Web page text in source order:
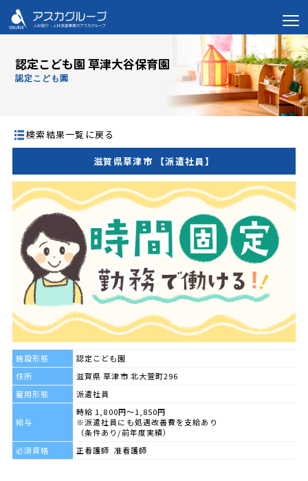
認定こども園 草津大谷保育園
認定こども園
検索結果一覧に戻る
滋賀県草津市 【派遣社員】
施設形態
認定こども園
住所
滋賀県 草津市 北大萱町296
雇用形態
派遣社員
給与
時給 1,800円～1,850円
※派遣社員にも処遇改善費を支給あり
（条件あり/前年度実績）
必須資格
正看護師 准看護師